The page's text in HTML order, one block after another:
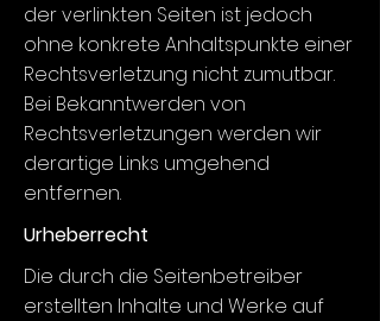
der verlinkten Seiten ist jedoch
ohne konkrete Anhaltspunkte einer
Rechtsverletzung nicht zumutbar.
Bei Bekanntwerden von
Rechtsverletzungen werden wir
derartige Links umgehend
entfernen.
Urheberrecht
Die durch die Seitenbetreiber
erstellten Inhalte und Werke auf